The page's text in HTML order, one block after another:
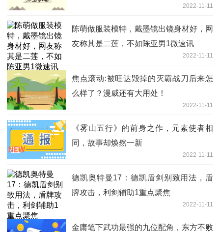
2022-11-11
陈萌做服装模特，戴墨镜出镜身材好，网
友称其是二莲，不如陈亚男1微速讯
2022-11-11
焦点滚动:被旺达毁掉的灭霸战刀后来怎
么样了？漫威还有大用处！
2022-11-11
《雾山五行》的前身之作，元素使者相
同，故事却焕然一新
2022-11-11
德凯奥特曼17：德凯盾剑别致用法，盾
牌攻击，利剑辅助1重点聚焦
2022-11-11
金庸笔下武功最强的九位配角，东方不败